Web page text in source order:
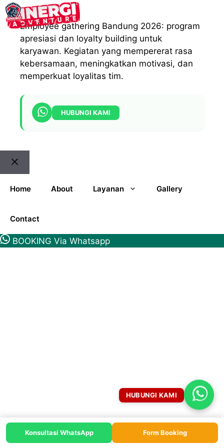
Langsung
ke
Employee gathering Bandung 2026: program
apresiasi dan loyalty building untuk
karyawan. Kegiatan yang mempererat rasa
kebersamaan, meningkatkan motivasi, dan
memperkuat loyalitas tim.
HUBUNGI KAMI
Close
Home About Layanan Gallery
Contact
BOOKING Via Whatsapp
Konsultasi WhatsApp Form Booking
HUBUNGI KAMI